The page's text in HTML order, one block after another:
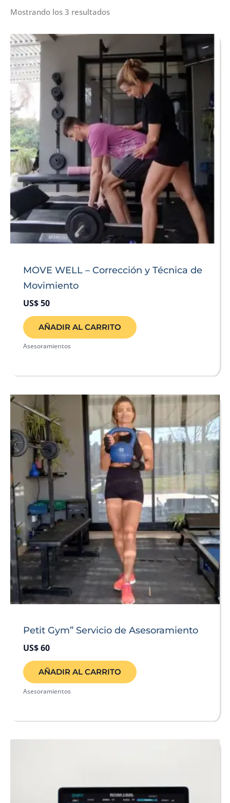
Mostrando los 3 resultados
MOVE WELL – Corrección y Técnica de
Movimiento
US$50
AÑADIR AL CARRITO
Asesoramientos
Petit Gym” Servicio de Asesoramiento
US$60
AÑADIR AL CARRITO
Asesoramientos